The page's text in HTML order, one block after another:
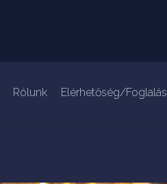
Rólunk Elérhetőség/Foglalás